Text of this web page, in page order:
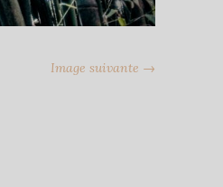
Image suivante →